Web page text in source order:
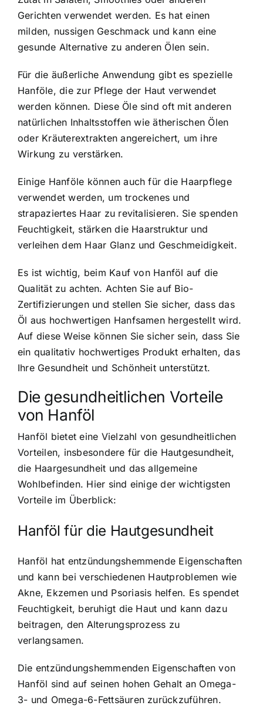
Gerichten verwendet werden. Es hat einen
milden, nussigen Geschmack und kann eine
gesunde Alternative zu anderen Ölen sein.
Für die äußerliche Anwendung gibt es spezielle
Hanföle, die zur Pflege der Haut verwendet
werden können. Diese Öle sind oft mit anderen
natürlichen Inhaltsstoffen wie ätherischen Ölen
oder Kräuterextrakten angereichert, um ihre
Wirkung zu verstärken.
Einige Hanföle können auch für die Haarpflege
verwendet werden, um trockenes und
strapaziertes Haar zu revitalisieren. Sie spenden
Feuchtigkeit, stärken die Haarstruktur und
verleihen dem Haar Glanz und Geschmeidigkeit.
Es ist wichtig, beim Kauf von Hanföl auf die
Qualität zu achten. Achten Sie auf Bio-
Zertifizierungen und stellen Sie sicher, dass das
Öl aus hochwertigen Hanfsamen hergestellt wird.
Auf diese Weise können Sie sicher sein, dass Sie
ein qualitativ hochwertiges Produkt erhalten, das
Ihre Gesundheit und Schönheit unterstützt.
Die gesundheitlichen Vorteile
von Hanföl
Hanföl bietet eine Vielzahl von gesundheitlichen
Vorteilen, insbesondere für die Hautgesundheit,
die Haargesundheit und das allgemeine
Wohlbefinden. Hier sind einige der wichtigsten
Vorteile im Überblick:
Hanföl für die Hautgesundheit
Hanföl hat entzündungshemmende Eigenschaften
und kann bei verschiedenen Hautproblemen wie
Akne, Ekzemen und Psoriasis helfen. Es spendet
Feuchtigkeit, beruhigt die Haut und kann dazu
beitragen, den Alterungsprozess zu
verlangsamen.
Die entzündungshemmenden Eigenschaften von
Hanföl sind auf seinen hohen Gehalt an Omega-
3- und Omega-6-Fettsäuren zurückzuführen.